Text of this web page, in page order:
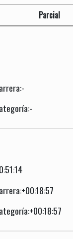
Parcial